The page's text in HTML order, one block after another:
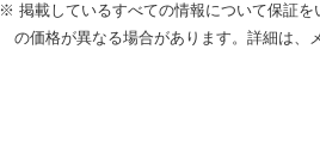
※ 掲載しているすべての情報について保証
の価格が異なる場合があります。詳細は、